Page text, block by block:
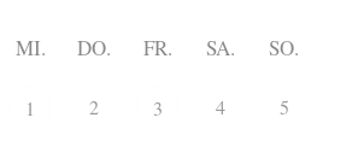
MI. DO. FR. SA. SO.
1 2 3 4 5